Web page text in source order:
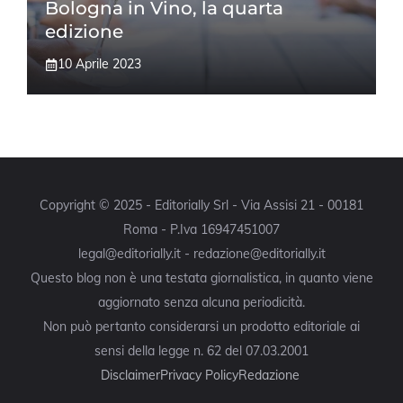
Bologna in Vino, la quarta
edizione
10 Aprile 2023
Copyright © 2025 - Editorially Srl - Via Assisi 21 - 00181
Roma - P.Iva 16947451007
legal@editorially.it - redazione@editorially.it
Questo blog non è una testata giornalistica, in quanto viene
aggiornato senza alcuna periodicità.
Non può pertanto considerarsi un prodotto editoriale ai
sensi della legge n. 62 del 07.03.2001
DisclaimerPrivacy PolicyRedazione